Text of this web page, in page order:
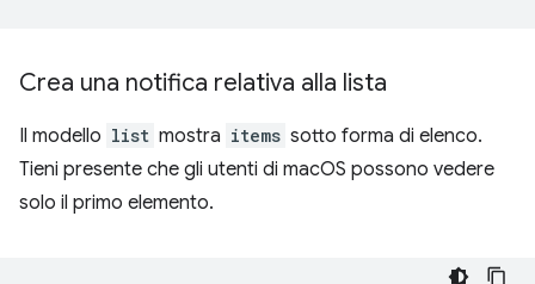
Crea una notifica relativa alla lista
Il modello list mostra items sotto forma di elenco.
Tieni presente che gli utenti di macOS possono vedere
solo il primo elemento.